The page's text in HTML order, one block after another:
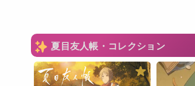
夏目友人帳・コレクション